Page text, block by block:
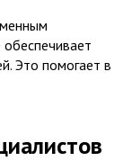
Это помогает в